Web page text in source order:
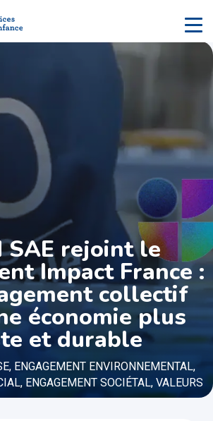
SAE rejoint le
Impact France :
collectif
économie plus
et durable
, ENGAGEMENT ENVIRONNEMENTAL,
, ENGAGEMENT SOCIÉTAL, VALEURS